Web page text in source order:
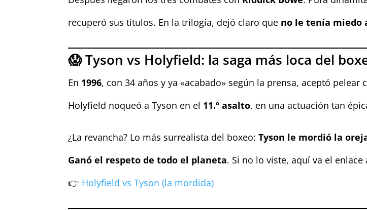
recuperó sus títulos. En la trilogía, dejó claro que no le tenía miedo
😱 Tyson vs Holyfield: la saga más loca del
En 1996, con 34 años y ya «acabado» según la prensa, aceptó pelear
Holyfield noqueó a Tyson en el 11.º asalto, en una actuación tan
¿La revancha? Lo más surrealista del boxeo:Tyson le mordió la
Ganó el respeto de todo el planeta. Si no lo viste, aquí va el enlace
👉 Holyfield vs Tyson (la mordida)